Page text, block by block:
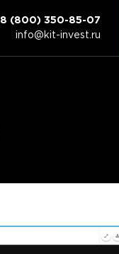
8 (800) 350-85-07
info@kit-invest.ru